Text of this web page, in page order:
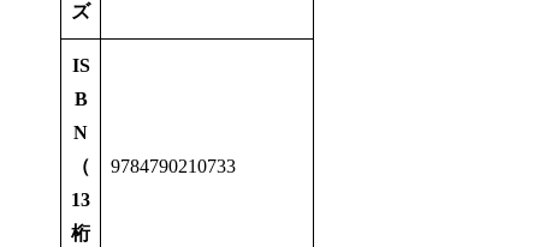
ズ
IS
B
N
（
13
桁
9784790210733